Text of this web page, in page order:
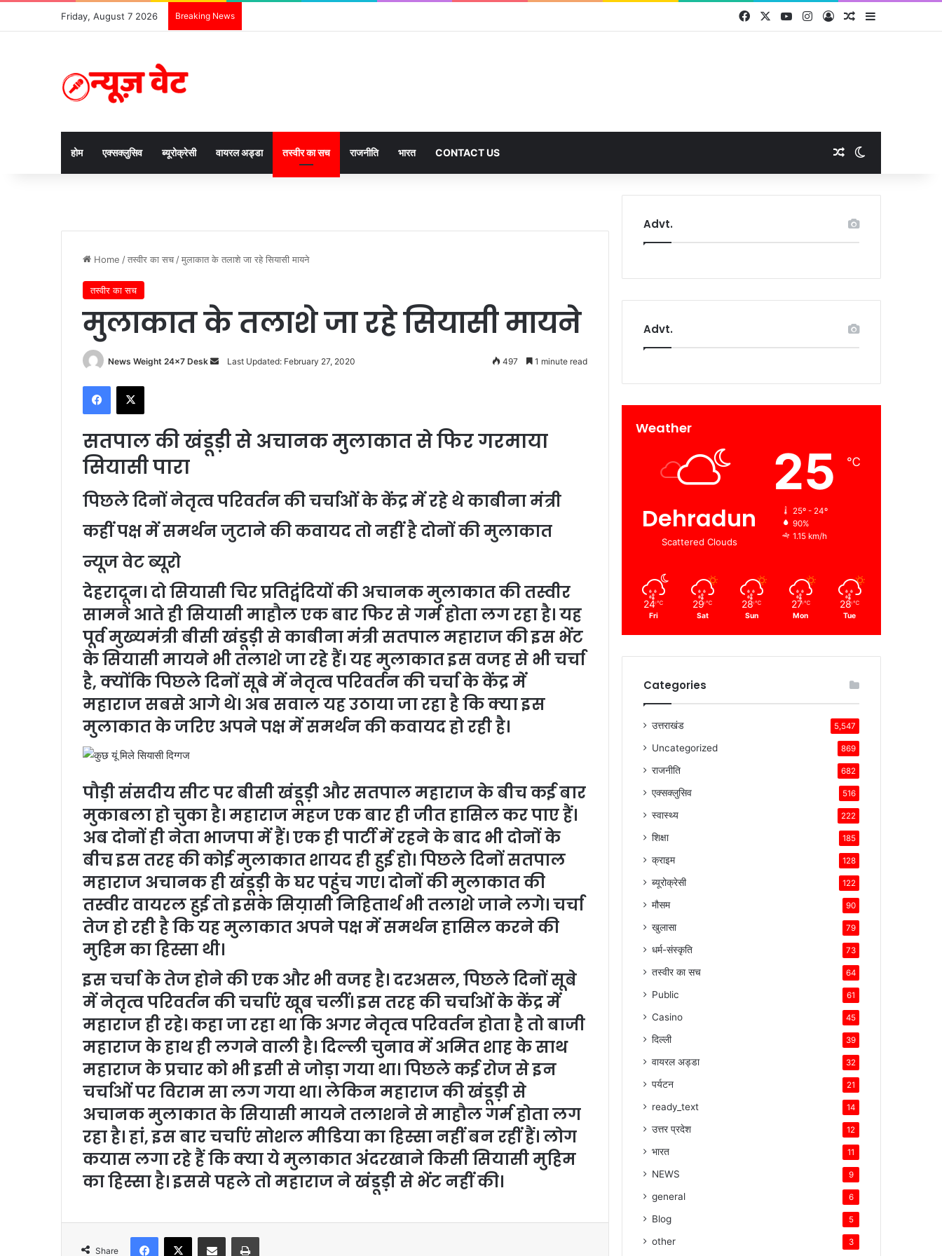
Friday, August 7 2026 Breaking News Facebook YouTubeInstagram
Log InRandom Article
होम एक्सक्लुसिव ब्यूरोक्रेसी वायरल अड्डा तस्वीर का सच राजनीति भारत CONTACT US Random Article
Home /तस्वीर का सच /मुलाकात के तलाशे जा रहे सियासी मायने
तस्वीर का सच
मुलाकात के तलाशे जा रहे सियासी मायने
News Weight 24x7 Desk
a
n
a
Last Updated: February 27, 2020 497 1 minute read
सतपाल की खंडूड़ी से अचानक मुलाकात से फिर गरमाया
सियासी पारा
पिछले दिनों नेतृत्व परिवर्तन की चर्चाओं के केंद्र में रहे थे काबीना मंत्री
कहीं पक्ष में समर्थन जुटाने की कवायद तो नहीं है दोनों की मुलाकात
न्यूज वेट ब्यूरो
देहरादून। दो सियासी चिर प्रतिद्वंदियों की अचानक मुलाकात की तस्वीर
सामने आते ही सियासी माहौल एक बार फिर से गर्म होता लग रहा है। यह
पूर्व मुख्यमंत्री बीसी खंडूड़ी से काबीना मंत्री सतपाल महाराज की इस भेंट
के सियासी मायने भी तलाशे जा रहे हैं। यह मुलाकात इस वजह से भी चर्चा
है, क्योंकि पिछले दिनों सूबे में नेतृत्व परिवर्तन की चर्चा के केंद्र में
महाराज सबसे आगे थे। अब सवाल यह उठाया जा रहा है कि क्या इस
मुलाकात के जरिए अपने पक्ष में समर्थन की कवायद हो रही है।
पौड़ी संसदीय सीट पर बीसी खंडूड़ी और सतपाल महाराज के बीच कई बार
मुकाबला हो चुका है। महाराज महज एक बार ही जीत हासिल कर पाए हैं।
अब दोनों ही नेता भाजपा में हैं। एक ही पार्टी में रहने के बाद भी दोनों के
बीच इस तरह की कोई मुलाकात शायद ही हुई हो। पिछले दिनों सतपाल
महाराज अचानक ही खंडूड़ी के घर पहुंच गए। दोनों की मुलाकात की
तस्वीर वायरल हुई तो इसके सिय़ासी निहितार्थ भी तलाशे जाने लगे। चर्चा
तेज हो रही है कि यह मुलाकात अपने पक्ष में समर्थन हासिल करने की
मुहिम का हिस्सा थी।
इस चर्चा के तेज होने की एक और भी वजह है। दरअसल, पिछले दिनों सूबे
में नेतृत्व परिवर्तन की चर्चाएं खूब चलीं। इस तरह की चर्चाओं के केंद्र में
महाराज ही रहे। कहा जा रहा था कि अगर नेतृत्व परिवर्तन होता है तो बाजी
महाराज के हाथ ही लगने वाली है। दिल्ली चुनाव में अमित शाह के साथ
महाराज के प्रचार को भी इसी से जोड़ा गया था। पिछले कई रोज से इन
चर्चाओं पर विराम सा लग गया था। लेकिन महाराज की खंडूड़ी से
अचानक मुलाकात के सियासी मायने तलाशने से माहौल गर्म होता लग
रहा है। हां, इस बार चर्चाएं सोशल मीडिया का हिस्सा नहीं बन रहीं हैं। लोग
कयास लगा रहे हैं कि क्या ये मुलाकात अंदरखाने किसी सियासी मुहिम
का हिस्सा है। इससे पहले तो महाराज ने खंडूड़ी से भेंट नहीं की।
Share
Advt.
Advt.
Weather
Dehradun
Scattered Clouds
25 ℃
25º - 24º
90%
1.15 km/h
24 ℃
Fri
29 ℃
Sat
28 ℃
Sun
27 ℃
Mon
28 ℃
Tue
Categories
उत्तराखंड 5,547
Uncategorized 869
राजनीति 682
एक्सक्लुसिव 516
स्वास्थ्य 222
शिक्षा 185
क्राइम 128
ब्यूरोक्रेसी 122
मौसम 90
खुलासा 79
धर्म-संस्कृति 73
तस्वीर का सच 64
Public 61
Casino 45
दिल्ली 39
वायरल अड्डा 32
पर्यटन 21
ready_text 14
उत्तर प्रदेश 12
भारत 11
NEWS 9
general 6
Blog 5
other 3